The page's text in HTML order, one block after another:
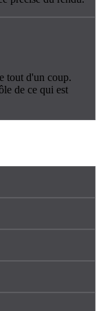
tout d'un coup.
de ce qui est